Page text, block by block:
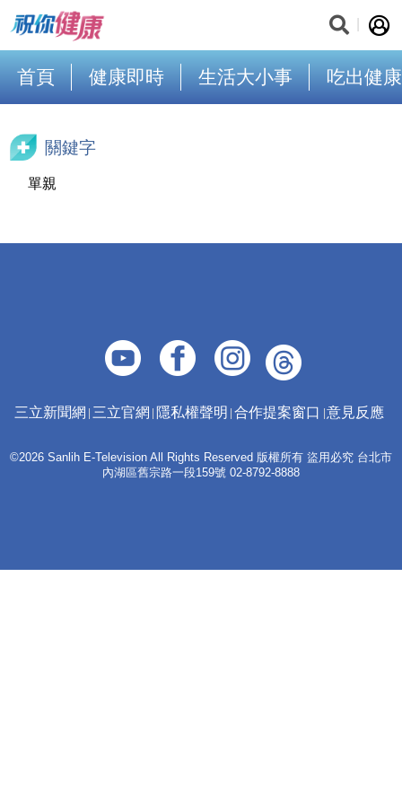
首頁 健康即時 生活大小事 吃出健康
關鍵字
單親
三立新聞網 三立官網 隱私權聲明 合作提案窗口 意見反應
©2026 Sanlih E-Television All Rights Reserved 版權所有 盜用必究 台北市
內湖區舊宗路一段159號 02-8792-8888